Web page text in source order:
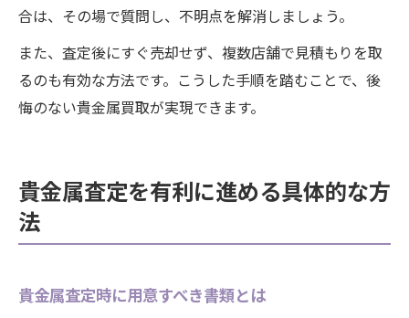
合は、その場で質問し、不明点を解消しましょう。
また、査定後にすぐ売却せず、複数店舗で見積もりを取
るのも有効な方法です。こうした手順を踏むことで、後
悔のない貴金属買取が実現できます。
貴金属査定を有利に進める具体的な方
法
貴金属査定時に用意すべき書類とは